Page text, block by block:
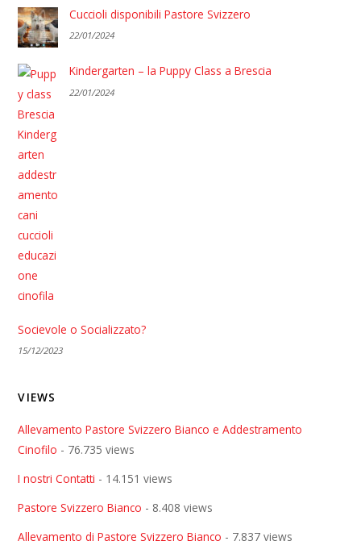
Cuccioli disponibili Pastore Svizzero
22/01/2024
Kindergarten – la Puppy Class a Brescia
22/01/2024
Socievole o Socializzato?
15/12/2023
VIEWS
Allevamento Pastore Svizzero Bianco e Addestramento
Cinofilo - 76.735 views
I nostri Contatti - 14.151 views
Pastore Svizzero Bianco - 8.408 views
Allevamento di Pastore Svizzero Bianco - 7.837 views